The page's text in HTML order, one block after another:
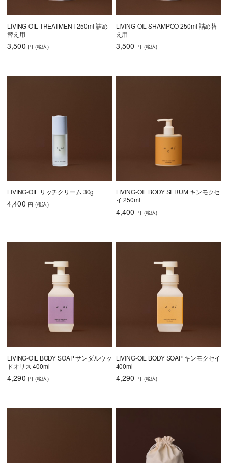
LIVING-OIL TREATMENT 250ml 詰め
替え用
3,500 円 (税込)
LIVING-OIL SHAMPOO 250ml 詰め替
え用
3,500 円 (税込)
LIVING-OIL リッチクリーム 30g
4,400 円 (税込)
LIVING-OIL BODY SERUM キンモクセ
イ 250ml
4,400 円 (税込)
LIVING-OIL BODY SOAP サンダルウッ
ドオリス 400ml
4,290 円 (税込)
LIVING-OIL BODY SOAP キンモクセイ
400ml
4,290 円 (税込)